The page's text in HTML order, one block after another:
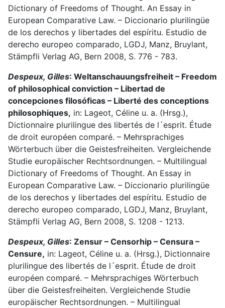
Dictionary of Freedoms of Thought. An Essay in
European Comparative Law. – Diccionario plurilingüe
de los derechos y libertades del espíritu. Estudio de
derecho europeo comparado, LGDJ, Manz, Bruylant,
Stämpfli Verlag AG, Bern 2008, S. 776 - 783.
Despeux, Gilles: Weltanschauungsfreiheit – Freedom
of philosophical conviction – Libertad de
concepciones filosóficas – Liberté des conceptions
philosophiques, in: Lageot, Céline u. a. (Hrsg.),
Dictionnaire plurilingue des libertés de l´esprit. Étude
de droit européen comparé. – Mehrsprachiges
Wörterbuch über die Geistesfreiheiten. Vergleichende
Studie europäischer Rechtsordnungen. – Multilingual
Dictionary of Freedoms of Thought. An Essay in
European Comparative Law. – Diccionario plurilingüe
de los derechos y libertades del espíritu. Estudio de
derecho europeo comparado, LGDJ, Manz, Bruylant,
Stämpfli Verlag AG, Bern 2008, S. 1208 - 1213.
Despeux, Gilles: Zensur – Censorhip – Censura –
Censure, in: Lageot, Céline u. a. (Hrsg.), Dictionnaire
plurilingue des libertés de l´esprit. Étude de droit
européen comparé. – Mehrsprachiges Wörterbuch
über die Geistesfreiheiten. Vergleichende Studie
europäischer Rechtsordnungen. – Multilingual